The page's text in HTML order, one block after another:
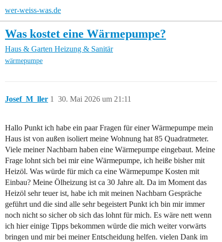
wer-weiss-was.de
Was kostet eine Wärmepumpe?
Haus & Garten Heizung & Sanitär
wärmepumpe
Josef_M_ller 30. Mai 2026 um 21:11
1
Hallo Punkt ich habe ein paar Fragen für einer Wärmepumpe mein
Haus ist von außen isoliert meine Wohnung hat 85 Quadratmeter.
Viele meiner Nachbarn haben eine Wärmepumpe eingebaut. Meine
Frage lohnt sich bei mir eine Wärmepumpe, ich heiße bisher mit
Heizöl. Was würde für mich ca eine Wärmepumpe Kosten mit
Einbau? Meine Ölheizung ist ca 30 Jahre alt. Da im Moment das
Heizöl sehr teuer ist, habe ich mit meinen Nachbarn Gespräche
geführt und die sind alle sehr begeistert Punkt ich bin mir immer
noch nicht so sicher ob sich das lohnt für mich. Es wäre nett wenn
ich hier einige Tipps bekommen würde die mich weiter vorwärts
bringen und mir bei meiner Entscheidung helfen. vielen Dank im